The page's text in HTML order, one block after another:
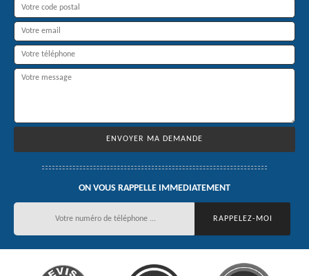
ON VOUS RAPPELLE IMMEDIATEMENT